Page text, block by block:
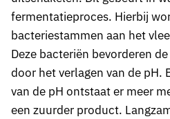
fermentatieproces. Hierbij
bacteriestammen aan het
Deze bacteriën bevorderen
door het verlagen van de pH.
van de pH ontstaat er meer
een zuurder product.